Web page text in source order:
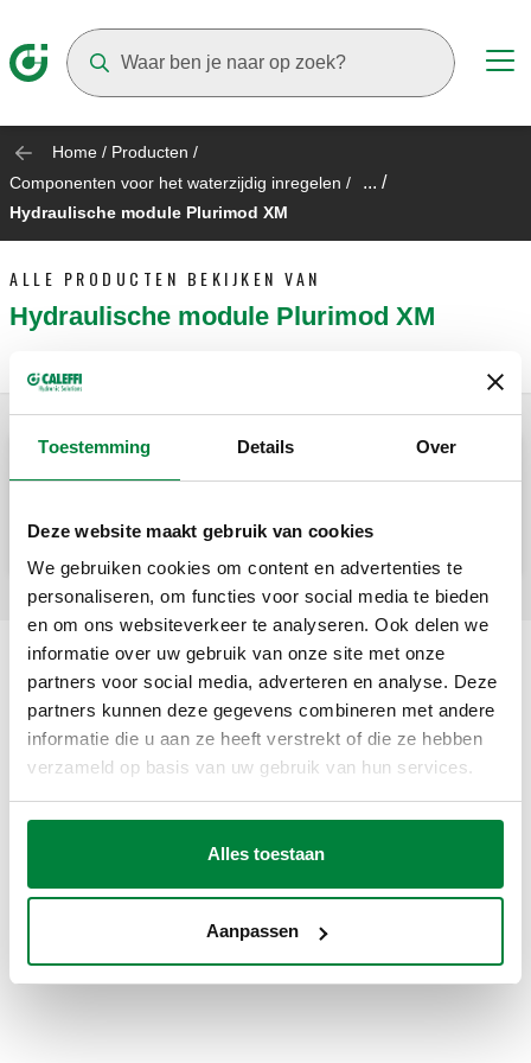
Toestemming Details Over
Deze website maakt gebruik van cookies
We gebruiken cookies om content en advertenties te
personaliseren, om functies voor social media te bieden
en om ons websiteverkeer te analyseren. Ook delen we
informatie over uw gebruik van onze site met onze
partners voor social media, adverteren en analyse. Deze
partners kunnen deze gegevens combineren met andere
informatie die u aan ze heeft verstrekt of die ze hebben
verzameld op basis van uw gebruik van hun services.
Alles toestaan
Aanpassen
Home / Producten /
Componenten voor het waterzijdig inregelen / ... /
Hydraulische module Plurimod XM
ALLE PRODUCTEN BEKIJKEN VAN
Hydraulische module Plurimod XM